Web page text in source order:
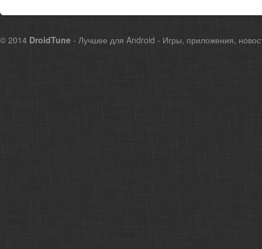
© 2014 DroidTune - Лучшее для Android - Игры, приложения,